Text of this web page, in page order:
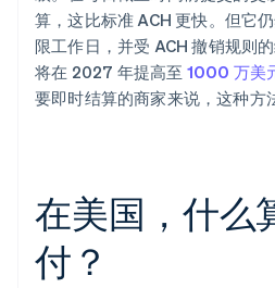
算，这比标准 ACH 更快。但它
限工作日，并受 ACH 撤销规则
将在 2027 年提高至 1000 万美
要即时结算的商家来说，这种方
在美国，什么
付？